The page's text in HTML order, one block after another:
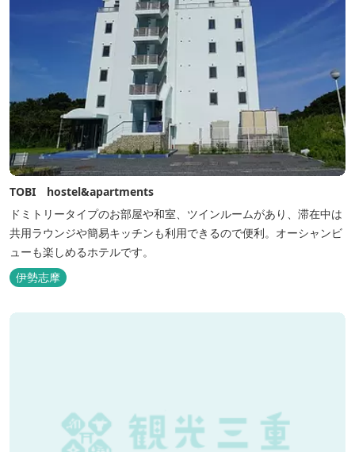
TOBI hostel&apartments
ドミトリータイプのお部屋や和室、ツインルームがあり、滞在中は
共用ラウンジや簡易キッチンも利用できるので便利。オーシャンビ
ューも楽しめるホテルです。
伊勢志摩